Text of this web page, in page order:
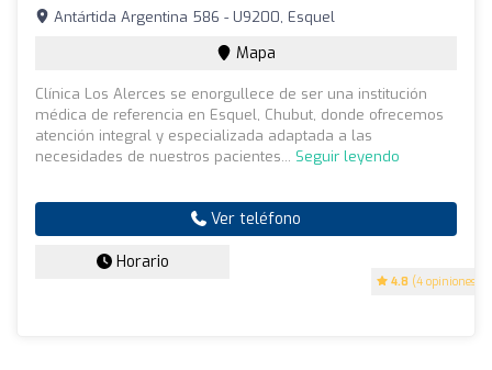
4.8 (4 opiniones)
Antártida Argentina 586 - U9200, Esquel
Mapa
Clínica Los Alerces se enorgullece de ser una institución
médica de referencia en Esquel, Chubut, donde ofrecemos
atención integral y especializada adaptada a las
necesidades de nuestros pacientes... Seguir leyendo
Ver teléfono
Horario